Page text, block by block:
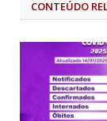
CONTEÚDO